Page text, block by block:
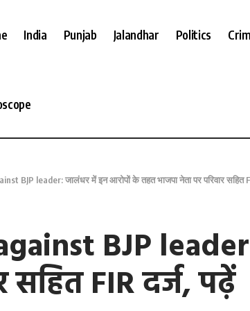
India Punjab Jalandhar Politics
BJP leader: जालंधर में इन आरोपों के तहत भाजपा नेता पर परिवार सहित
BJP
सहित FIR दर्ज, पढ़ें